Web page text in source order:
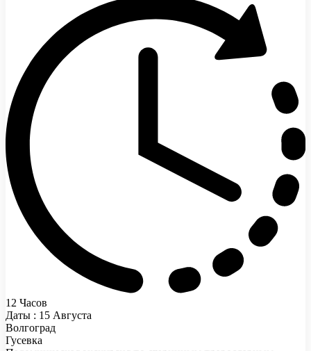
12 Часов
Даты : 15 Августа
Волгоград
Гусевка